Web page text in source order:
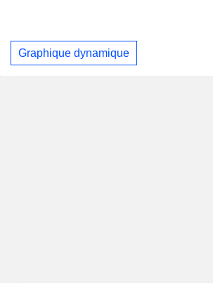
Graphique dynamique